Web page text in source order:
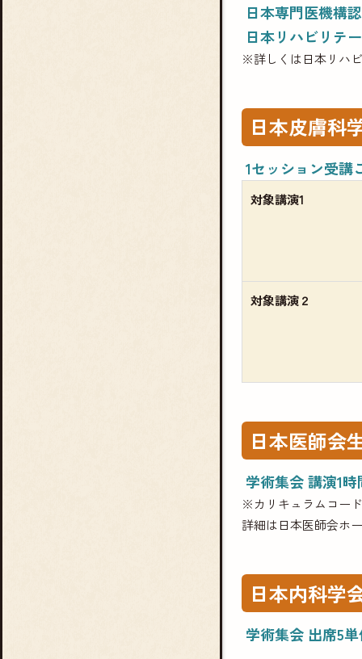
日本専門医機構
日本リハビリテ
※詳しくは日本リハ
日本皮膚科
1セッション受講
対象講演1
対象講演２
日本医師会
学術集会 講演1
※カリキュラムコー
詳細は日本医師会ホ
日本内科学
学術集会 出席5